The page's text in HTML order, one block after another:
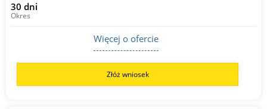
30 dni
Okres
Więcej o ofercie
Złóż wniosek